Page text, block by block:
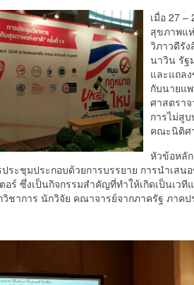
เมื่อ 27
สุขภาพแ
วิภาวดีรั
นาวิน รัฐ
และแถล
กับนายแ
ศาสตรา
การไม่สู
คณะนิติศ
หัวข้อหลั
ประชุมประกอบด้วยการบรรยาย การนำเส
อร์ ซึ่งเป็นกิจกรรมสำคัญที่ทำให้เกิดเป็นเว
ชาการ นักวิจัย คณาจารย์จากภาครัฐ ภาค